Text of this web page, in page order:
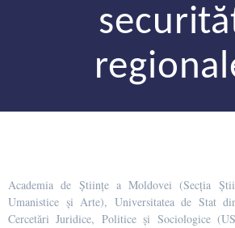
Academia de Științe a Moldovei (Secția
Umanistice și Arte), Universitatea de Stat
Cercetări Juridice, Politice și Sociologice